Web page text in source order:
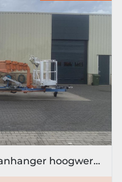
1997 Omme 2500 EBDZ, Aanhanger hoogwerker